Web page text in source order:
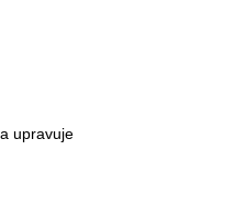
a upravuje